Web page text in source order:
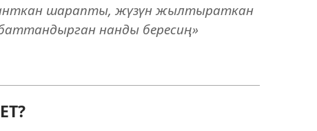
шарапты, жүзүн жылтыраткан
нанды бересиң»